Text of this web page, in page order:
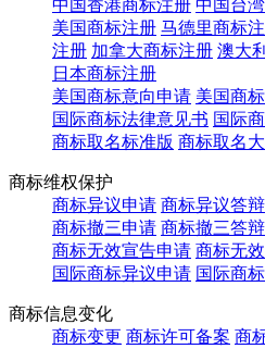
中国香港商标注册 中国台
美国商标注册 马德里商标
注册 加拿大商标注册 澳大
日本商标注册
美国商标意向申请 美国商
国际商标法律意见书 国际
商标取名标准版 商标取名
商标维权保护
商标异议申请 商标异议答辩
商标撤三申请 商标撤三答辩
商标无效宣告申请 商标无
国际商标异议申请 国际商
商标信息变化
商标变更 商标许可备案 商